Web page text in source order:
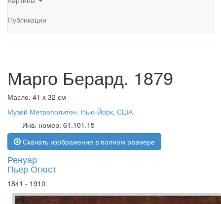
Публикации
Марго Берард. 1879
Масло. 41 x 32 см
Музей Метрополитен, Нью-Йорк, США
Инв. номер: 61.101.15
Скачать изображение в полном размере
Ренуар
Пьер Огюст
1841 - 1910